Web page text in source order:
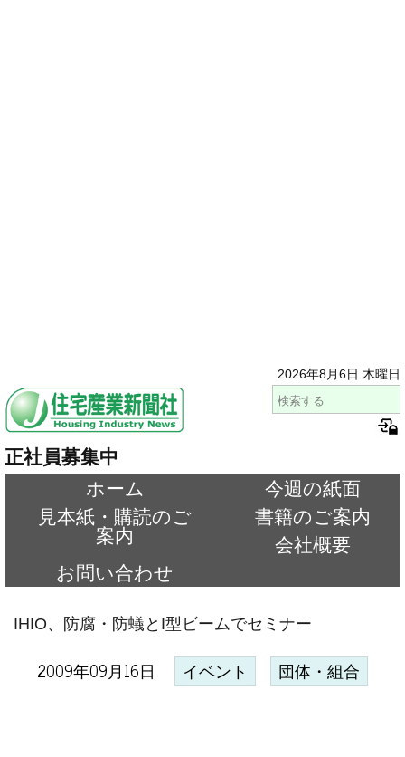
2026年8月6日 木曜日
正社員募集中
ホーム
今週の紙面
見本紙・購読のご
案内
書籍のご案内
会社概要
お問い合わせ
IHIO、防腐・防蟻とI型ビームでセミナー
2009年09月16日 イベント 団体・組合